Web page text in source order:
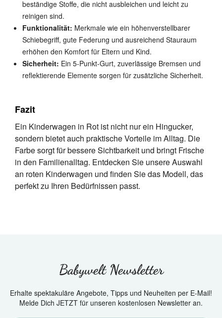
beständige Stoffe, die nicht ausbleichen und leicht zu
reinigen sind.
Funktionalität: Merkmale wie ein höhenverstellbarer
Schiebegriff, gute Federung und ausreichend Stauraum
erhöhen den Komfort für Eltern und Kind.
Sicherheit: Ein 5-Punkt-Gurt, zuverlässige Bremsen und
reflektierende Elemente sorgen für zusätzliche Sicherheit.
Fazit
Ein Kinderwagen in Rot ist nicht nur ein Hingucker,
sondern bietet auch praktische Vorteile im Alltag. Die
Farbe sorgt für bessere Sichtbarkeit und bringt Frische
in den Familienalltag. Entdecken Sie unsere Auswahl
an roten Kinderwagen und finden Sie das Modell, das
perfekt zu Ihren Bedürfnissen passt.
Babywelt Newsletter
Erhalte spektakuläre Angebote, Tipps und Neuheiten per E-Mail!
Melde Dich JETZT für unseren kostenlosen Newsletter an.